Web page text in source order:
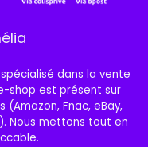
dans la vente
shop est présent sur
Fnac, eBay,
Nous mettons tout en